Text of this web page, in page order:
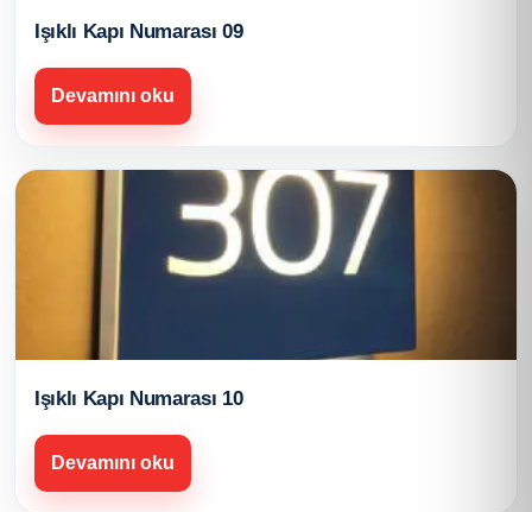
Işıklı Kapı Numarası 09
Devamını oku
Işıklı Kapı Numarası 10
Devamını oku